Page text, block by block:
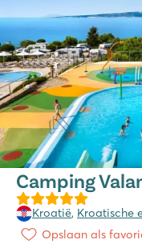
Camping
Kroatië, Kroatische
Opslaan als